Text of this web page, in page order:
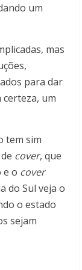
um
mas
para dar
certeza, um
tem sim
cover, que
e o cover
do Sul veja o
o estado
sejam